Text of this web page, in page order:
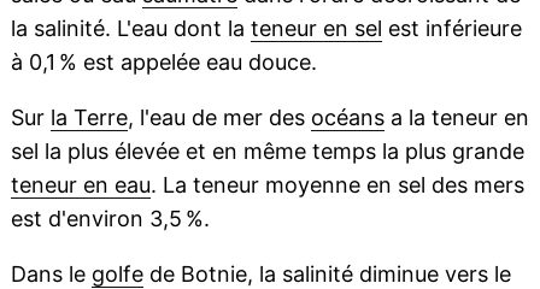
la salinité. L'eau dont la teneur en sel est inférieure
à 0,1 % est appelée eau douce.
Sur la Terre, l'eau de mer des océansa la teneur en
sel la plus élevée et en même temps la plus grande
teneur en eau. La teneur moyenne en sel des mers
est d'environ 3,5 %.
Dans le golfede Botnie, la salinité diminue vers le